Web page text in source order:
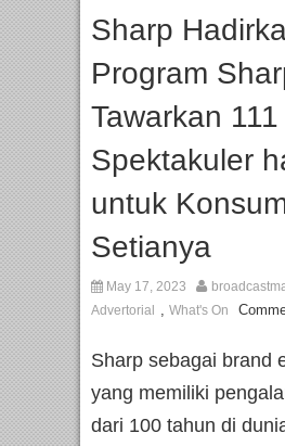
Perpaduan Warisan Dan Semangat
Jakarta dengan Ribuan Mainan
Sharp
Program
Tawarkan
Spektakuler
untuk
Setianya
May 17, 2023
Advertorial
, What's On
Sharp sebagai brand
yang memiliki
dari 100 tahun di